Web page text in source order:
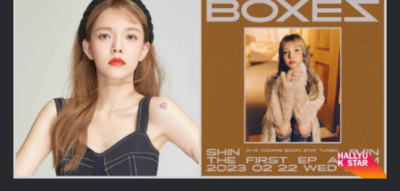
คิมมินกยู ได้เผยถึงความรู้สึกที่ได้รับบทบาทการเป็นไอดอล และ
พยายามที่จะแสดงออกมาให้ได้สมบูรณ์แบบที่สุดว่า “ผมไม่เคย
สัมผัสการใช้ชีวิตแบบไอดอลด้วยตัวเองนะครับ แต่จากการที่ได้
รับบทบาทไอดอลครั้งนี้ ผมคิดว่าไม่ใช่ทุกคนที่จะสามารถเป็นไอ
ดอลได้เลยครับ ผมทั้งฝึกร้องเพลง ฝึกเต้น ฝึกการยืนอยู่บนเวที
ในแบบของไอดอล ผมใส่ใจรายละเอียดในส่วนนี้มากๆครับ”